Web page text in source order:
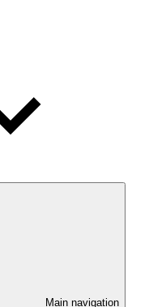
Main navigation